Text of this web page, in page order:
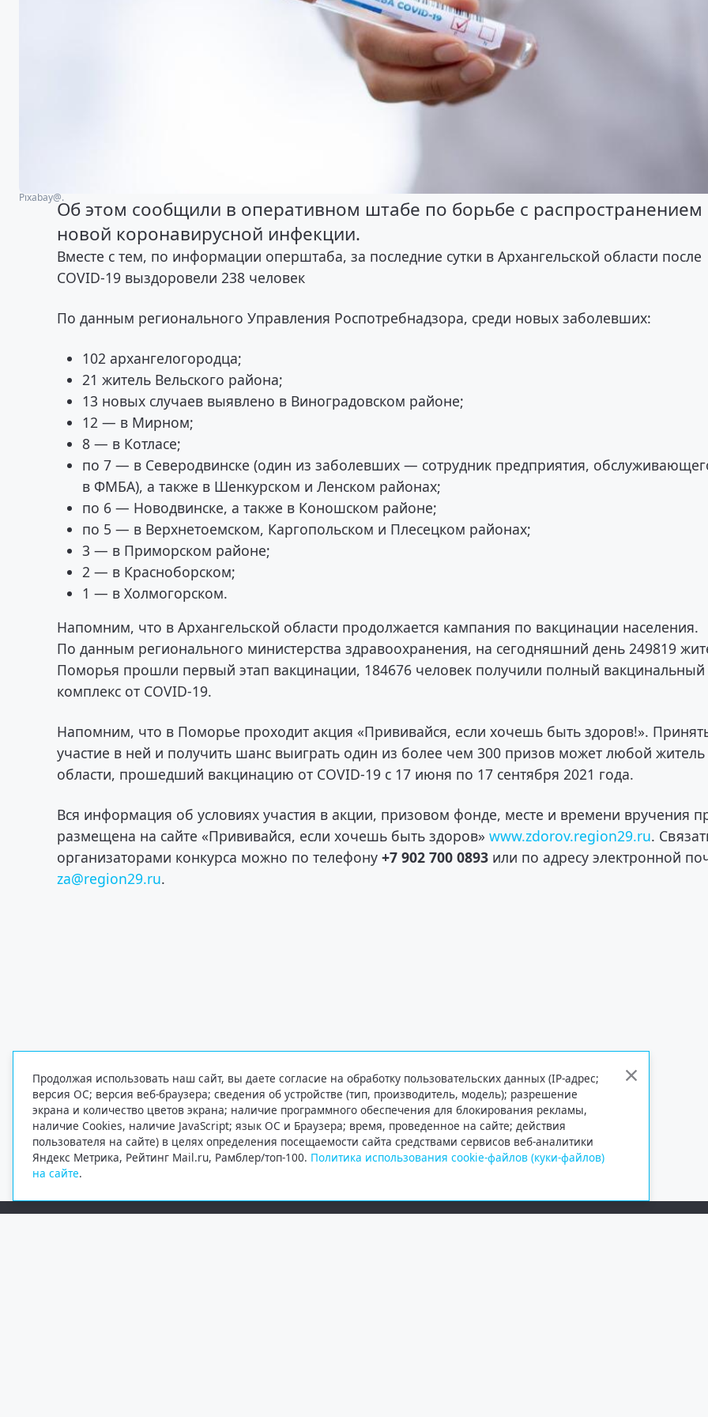
Рixabay@.Об этом сообщили в оперативном штабе по борьбе с распространением
новой коронавирусной инфекции.
Вместе с тем, по информации оперштаба, за последние сутки в Архангельской области после
COVID-19 выздоровели 238 человек
По данным регионального Управления Роспотребнадзора, среди новых заболевших:
102 архангелогородца;
21 житель Вельского района;
13 новых случаев выявлено в Виноградовском районе;
12 — в Мирном;
8 — в Котласе;
по 7 — в Северодвинске (один из заболевших — сотрудник предприятия,
в ФМБА), а также в Шенкурском и Ленском районах;
по 6 — Новодвинске, а также в Коношском районе;
по 5 — в Верхнетоемском, Каргопольском и Плесецком районах;
3 — в Приморском районе;
2 — в Красноборском;
1 — в Холмогорском.
Напомним, что в Архангельской области продолжается кампания по вакцинации населения.
По данным регионального министерства здравоохранения, на сегодняшний день 249819
Поморья прошли первый этап вакцинации, 184676 человек получили полный вакцинальный
комплекс от COVID-19.
Напомним, что в Поморье проходит акция «Прививайся, если хочешь быть здоров!».
участие в ней и получить шанс выиграть один из более чем 300 призов может любой житель
области, прошедший вакцинацию от COVID-19 c 17 июня по 17 сентября 2021 года.
Вся информация об условиях участия в акции, призовом фонде, месте и времени вручения
размещена на сайте «Прививайся, если хочешь быть здоров»www.zdorov.region29.ru.
организаторами конкурса можно по телефону+7 902 700 0893 или по адресу электронной
za@region29.ru.
Продолжая использовать наш сайт, вы даете согласие на обработку пользовательских данных (IP-адрес;
версия ОС; версия веб-браузера; сведения об устройстве (тип, производитель, модель); разрешение
экрана и количество цветов экрана; наличие программного обеспечения для блокирования рекламы,
наличие Cookies, наличие JavaScript; язык ОС и Браузера; время, проведенное на сайте; действия
пользователя на сайте) в целях определения посещаемости сайта средствами сервисов веб-аналитики
Яндекс Метрика, Рейтинг Mail.ru, Рамблер/топ-100. Политика использования cookie-файлов (куки-файлов)
на сайте.